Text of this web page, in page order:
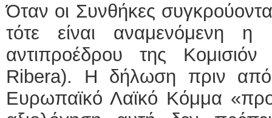
Όταν οι Συνθήκες
τότε είναι αναμενόμενη
αντιπροέδρου της
Ribera). Η δήλωση πριν από
Ευρωπαϊκό Λαϊκό Κόμμα